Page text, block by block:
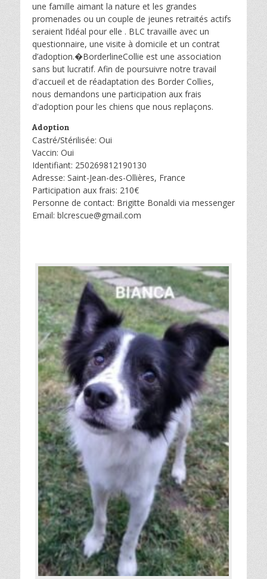
une famille aimant la nature et les grandes
promenades ou un couple de jeunes retraités actifs
seraient l’idéal pour elle . BLC travaille avec un
questionnaire, une visite à domicile et un contrat
d’adoption.�BorderlineCollie est une association
sans but lucratif. Afin de poursuivre notre travail
d'accueil et de réadaptation des Border Collies,
nous demandons une participation aux frais
d'adoption pour les chiens que nous replaçons.
Adoption
Castré/Stérilisée: Oui
Vaccin: Oui
Identifiant: 250269812190130
Adresse: Saint-Jean-des-Ollières, France
Participation aux frais: 210€
Personne de contact: Brigitte Bonaldi via messenger
Email: blcrescue@gmail.com